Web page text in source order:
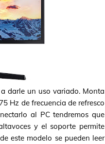
darle un uso variado. Monta
Hz de frecuencia de refresco
al PC tendremos que
y el soporte permite
este modelo se pueden leer